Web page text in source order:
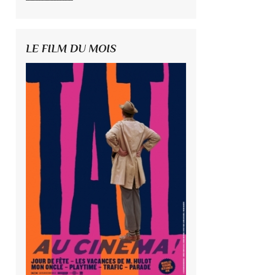
LE FILM DU MOIS